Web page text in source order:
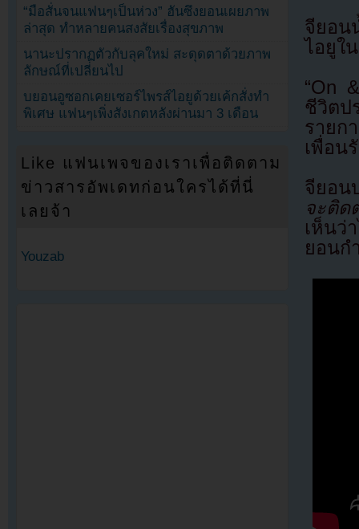
จียอน
ไอยูใ
“On
ชีวิตป
รายก
เพื่อน
จียอ
จะติด
เห็นว่
ยอนก
“มือสั่นจนแฟนๆเป็นห่วง” ฮันซึงยอนเผยภาพ
ล่าสุด ทำหลายคนสงสัยเรื่องสุขภาพ
นานะปรากฏตัวกับลุคใหม่ สะดุดตาด้วยภาพ
ลักษณ์ที่เปลี่ยนไป
บยอนอูซอกเคยเซอร์ไพรส์ไอยูด้วยเค้กสั่งทำ
พิเศษ แฟนๆเพิ่งสังเกตหลังผ่านมา 3 เดือน
Like แฟนเพจของเราเพื่อติดตาม
ข่าวสารอัพเดทก่อนใครได้ที่นี่
เลยจ้า
Youzab